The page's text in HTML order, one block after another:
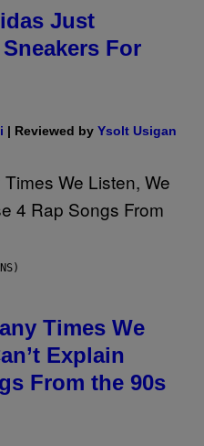
Just
For
| Reviewed by Ysolt Usigan
Times We
Explain
From the 90s